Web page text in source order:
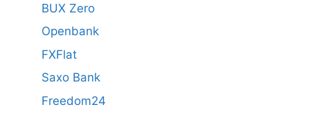
BUX Zero
Openbank
FXFlat
Saxo Bank
Freedom24